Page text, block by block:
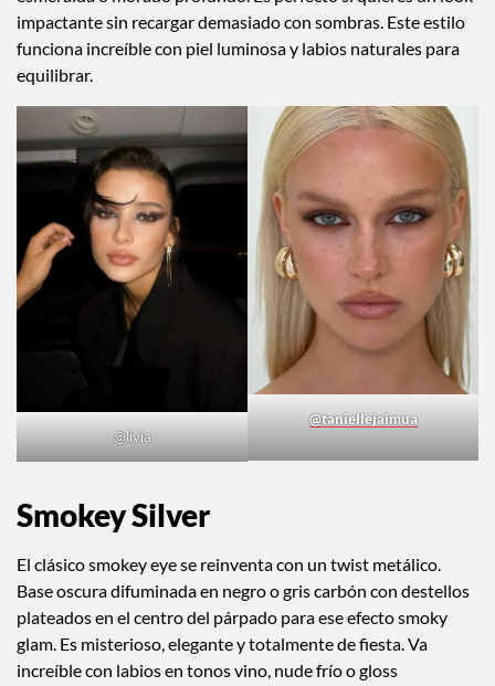
El delineado se vuelve el centro de atención. Aquí no hay
medias tintas: colas XXL, líneas gráficas, doble delineado o
incluso eyeliner en colores como azul eléctrico, verde
esmeralda o morado profundo. Es perfecto si quieres un look
impactante sin recargar demasiado con sombras. Este estilo
funciona increíble con piel luminosa y labios naturales para
equilibrar.
@livia
Smokey Silver
El clásico smokey eye se reinventa con un twist metálico.